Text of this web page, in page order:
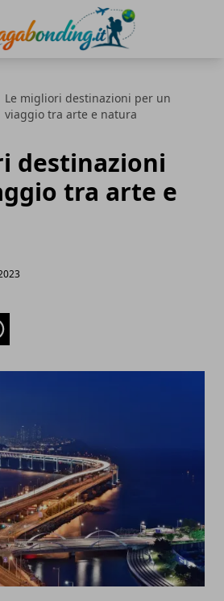
Le migliori destinazioni per un
viaggio tra arte e natura
destinazioni
tra arte e